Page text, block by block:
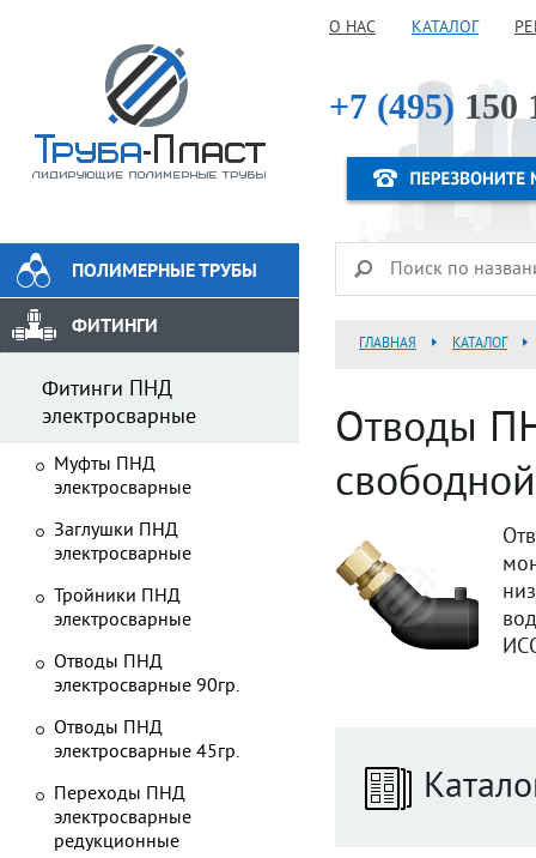
О НАС КАТАЛОГ
+7 (495) 150
ГЛАВНАЯ КАТАЛОГ
Отводы
ПОЛИМЕРНЫЕ ТРУБЫ
ФИТИНГИ
Фитинги ПНД
электросварные
Муфты ПНД
электросварные
Заглушки ПНД
электросварные
Тройники ПНД
электросварные
Отводы ПНД
электросварные 90гр.
Отводы ПНД
электросварные 45гр.
Переходы ПНД
электросварные
редукционные